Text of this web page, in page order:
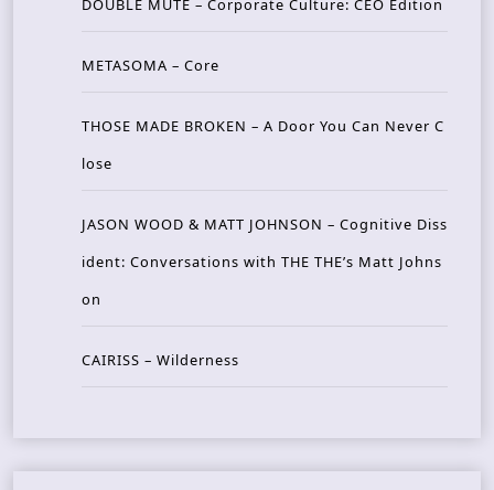
DOUBLE MUTE – Corporate Culture: CEO Edition
METASOMA – Core
THOSE MADE BROKEN – A Door You Can Never C
lose
JASON WOOD & MATT JOHNSON – Cognitive Diss
ident: Conversations with THE THE’s Matt Johns
on
CAIRISS – Wilderness